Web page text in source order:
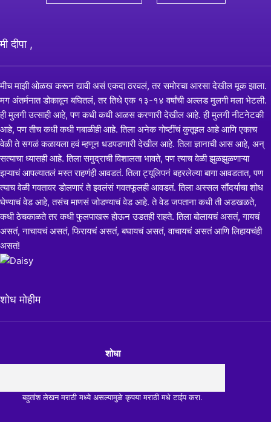
मी दीपा ,
मीच माझी ओळख करून द्यावी असं एकदा ठरवलं, तर समोरचा आरसा देखील मूक झाला.
मग अंतर्मनात डोकावून बघितलं, तर तिथे एक १३-१४ वर्षांची अल्लड मुलगी मला भेटली.
ही मुलगी उत्साही आहे, पण कधी कधी आळस करणारी देखील आहे. ही मुलगी नीटनेटकी
आहे, पण तीच कधी कधी गबाळीही आहे. तिला अनेक गोष्टींचं कुतूहल आहे आणि एकाच
वेळी ते सगळं कळायला हवं म्हणून धडपडणारी देखील आहे. तिला ज्ञानाची आस आहे, अन्
सत्याचा ध्यासही आहे. तिला समुद्राची विशालता भावते, पण त्याच वेळी झुळझुळणाऱ्या
झऱ्याचं आपल्यातलं मस्त राहणंही आवडतं. तिला ट्यूलिपनं बहरलेल्या बागा आवडतात, पण
त्याच वेळी गवतावर डोलणारं ते इवलंसं गवतफूलही आवडतं. तिला अस्सल सौंदर्याचा शोध
घेण्याचं वेड आहे, तसंच माणसं जोडण्याचं वेड आहे. ते वेड जपताना कधी ती अडखळते,
कधी ठेचकाळते तर कधी फुलपाखरू होऊन उडतही राहते. तिला बोलायचं असतं, गायचं
असतं, नाचायचं असतं, फिरायचं असतं, बघायचं असतं, वाचायचं असतं आणि लिहायचंही
असतं!
शोध मोहीम
शोधा
बहुतांश लेखन मराठी मध्ये असल्यामुळे कृपया मराठी मधे टाईप करा.